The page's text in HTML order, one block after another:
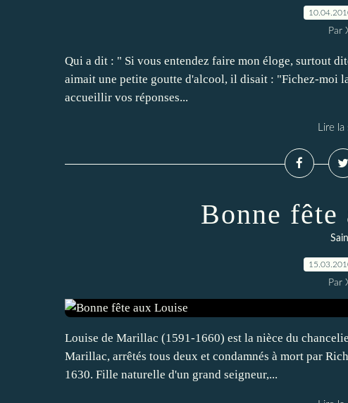
Par
Qui a dit : " Si vous entendez faire mon éloge, surtout
aimait une petite goutte d'alcool, il disait : "Fichez-moi
accueillir vos réponses...
Lire la
Bonne fête
Par
Louise de Marillac (1591-1660) est la nièce du
Marillac, arrêtés tous deux et condamnés à mort par
1630. Fille naturelle d'un grand seigneur,...